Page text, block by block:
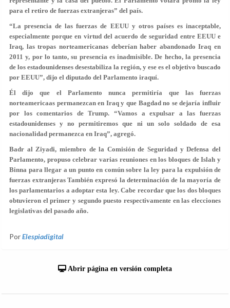
para el retiro de fuerzas extranjeras” del país.
“La presencia de las fuerzas de EEUU y otros países es inaceptable,
especialmente porque en virtud del acuerdo de seguridad entre EEUU e
Iraq, las tropas norteamericanas deberían haber abandonado Iraq en
2011 y, por lo tanto, su presencia es inadmisible. De hecho, la presencia
de los estadounidenses desestabiliza la región, y ese es el objetivo buscado
por EEUU”, dijo el diputado del Parlamento iraquí.
Él dijo que el Parlamento nunca permitiría que las fuerzas
norteamericaas permanezcan en Iraq y que Bagdad no se dejaría influir
por los comentarios de Trump. “Vamos a expulsar a las fuerzas
estadounidenses y no permitiremos que ni un solo soldado de esa
nacionalidad permanezca en Iraq”, agregó.
Badr al Ziyadi, miembro de la Comisión de Seguridad y Defensa del
Parlamento, propuso celebrar varias reuniones en los bloques de Islah y
Binna para llegar a un punto en común sobre la ley para la expulsión de
fuerzas extranjeras También expresó la determinación de la mayoría de
los parlamentarios a adoptar esta ley. Cabe recordar que los dos bloques
obtuvieron el primer y segundo puesto respectivamente en las elecciones
legislativas del pasado año.
PorElespiadigital
Abrir página en versión completa